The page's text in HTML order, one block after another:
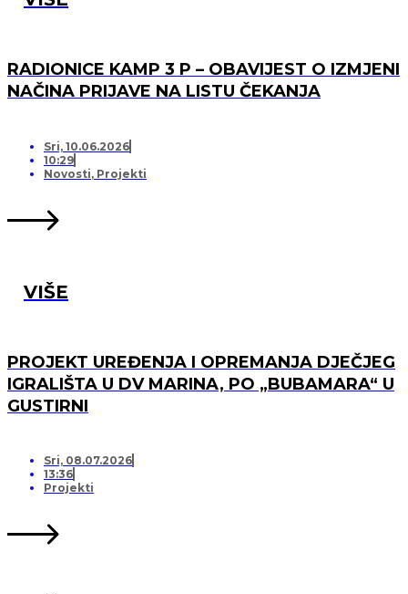
RADIONICE KAMP 3 P – OBAVIJEST O IZMJENI
NAČINA PRIJAVE NA LISTU ČEKANJA
Sri, 10.06.2026
10:29
Novosti, Projekti
VIŠE
PROJEKT UREĐENJA I OPREMANJA DJEČJEG
IGRALIŠTA U DV MARINA, PO „BUBAMARA“ U
GUSTIRNI
Sri, 08.07.2026
13:36
Projekti